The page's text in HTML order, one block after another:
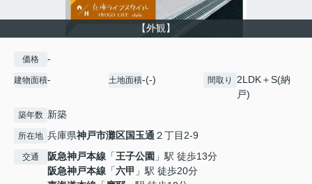
【外観】
価格 -
建物面積- 土地面積-(-) 間取り
2LDK＋S(納
戸)
築年数 新築
所在地 兵庫県神戸市灘区国玉通２丁目2-9
交通 阪急神戸本線 「王子公園 」駅 徒歩13分
阪急神戸本線 「六甲 」駅 徒歩20分